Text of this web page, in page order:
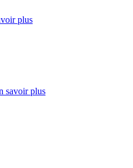
plus
savoir plus